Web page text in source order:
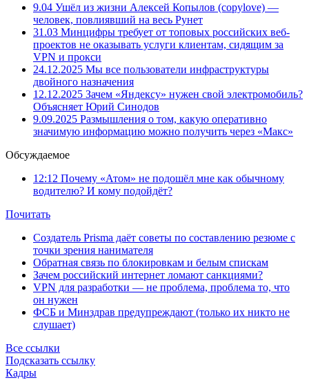
9.04 Ушёл из жизни Алексей Копылов (copylove) —
человек, повлиявший на весь Рунет
31.03 Минцифры требует от топовых российских веб-
проектов не оказывать услуги клиентам, сидящим за
VPN и прокси
24.12.2025 Мы все пользователи инфраструктуры
двойного назначения
12.12.2025 Зачем «Яндексу» нужен свой электромобиль?
Объясняет Юрий Синодов
9.09.2025 Размышления о том, какую оперативно
значимую информацию можно получить через «Макс»
Обсуждаемое
12:12 Почему «Атом» не подошёл мне как обычному
водителю? И кому подойдёт?
Почитать
Создатель Prisma даёт советы по составлению резюме с
точки зрения нанимателя
Обратная связь по блокировкам и белым спискам
Зачем российский интернет ломают санкциями?
VPN для разработки — не проблема, проблема то, что
он нужен
ФСБ и Минздрав предупреждают (только их никто не
слушает)
Все ссылки
Подсказать ссылку
Кадры